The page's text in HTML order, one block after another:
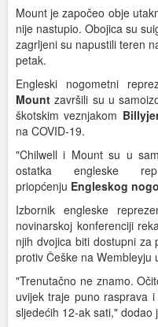
Mount je započeo obje
nije nastupio. Obojica su
zagrljeni su napustili teren
petak.
Engleski nogometni
Mount završili su u
škotskim veznjakom
na COVID-19.
"Chilwell i Mount su u
ostatka engleske
priopćenju Engleskog
Izbornik engleske
novinarskoj konferenciji
njih dvojica biti dostupni za
protiv Češke na Wembleyju
"Trenutačno ne znamo.
uvijek traje puno rasprava
sljedećih 12-ak sati," dodao